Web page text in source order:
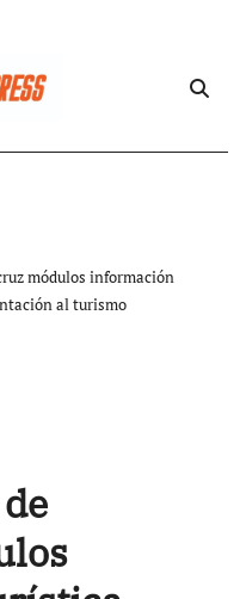
módulos información
al turismo